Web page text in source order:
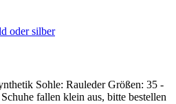
Sohle: Rauleder Größen: 35 -
fallen klein aus, bitte bestellen